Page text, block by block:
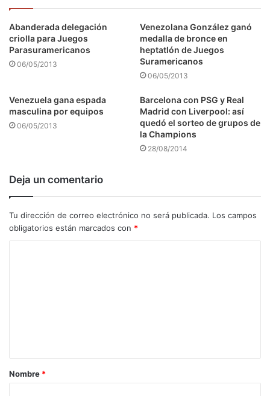
Abanderada delegación
criolla para Juegos
Parasuramericanos
06/05/2013
Venezolana González ganó
medalla de bronce en
heptatlón de Juegos
Suramericanos
06/05/2013
Venezuela gana espada
masculina por equipos
06/05/2013
Barcelona con PSG y Real
Madrid con Liverpool: así
quedó el sorteo de grupos de
la Champions
28/08/2014
Deja un comentario
Tu dirección de correo electrónico no será publicada. Los campos
obligatorios están marcados con *
a
r
Nombre *